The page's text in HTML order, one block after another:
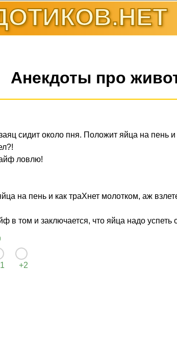
Анекдоты про
сидит около пня. Положит яйца на пень
ловлю!
на пень и как тpaXнет молотком, аж
в том и заключается, что яйца надо успеть
+2